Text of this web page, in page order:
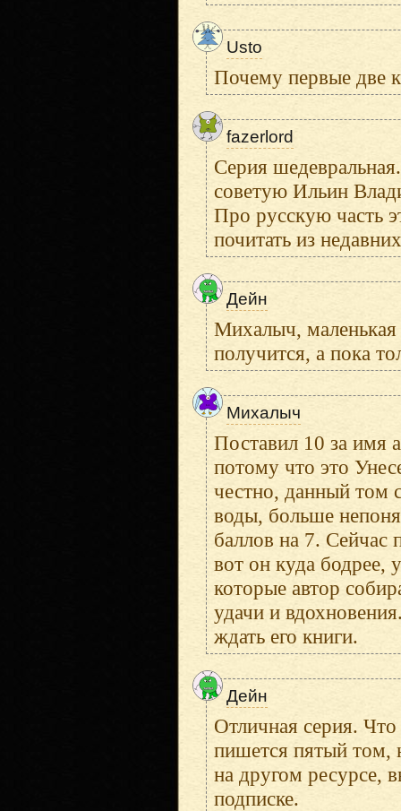
Usto
Почему первые две
fazerlord
Серия
советую Ильин
Про русскую часть
почитать из
Дейн
Михалыч, маленькая
получится, а пока
Михалыч
Поставил 10 за имя
потому что это
честно, данный том
воды, больше
баллов на 7.
вот он куда бодрее,
которые автор
удачи и
ждать его книги.
Дейн
Отличная серия.
пишется пятый том,
на другом ресурсе,
подписке.